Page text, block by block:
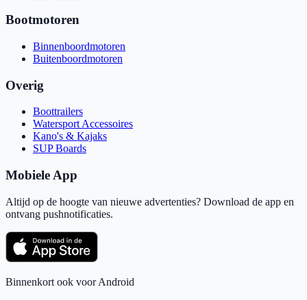
Bootmotoren
Binnenboordmotoren
Buitenboordmotoren
Overig
Boottrailers
Watersport Accessoires
Kano's & Kajaks
SUP Boards
Mobiele App
Altijd op de hoogte van nieuwe advertenties? Download de app en
ontvang pushnotificaties.
Binnenkort ook voor Android